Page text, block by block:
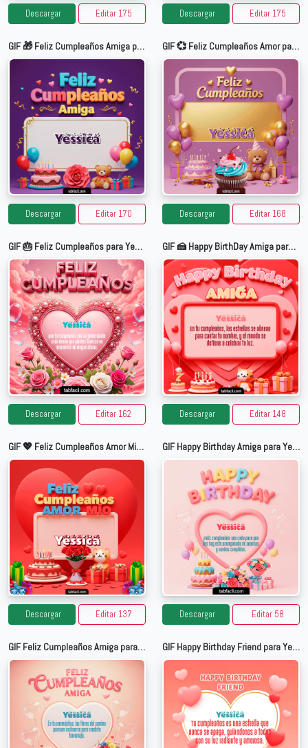
Descargar Editar 175 Descargar Editar 175
GIF 🎁 Feliz Cumpleaños Amiga para Yessica
Descargar Editar 170
GIF 💞 Feliz Cumpleaños Amor para Yessica
Descargar Editar 168
GIF 🎂 Feliz Cumpleaños para Yessica
Descargar Editar 162
GIF 🍰 Happy BirthDay Amiga para Yessica
Descargar Editar 148
GIF 💖 Feliz Cumpleaños Amor Mio para Yessica
Descargar Editar 137
GIF Happy Birthday Amiga para Yessica
Descargar Editar 58
GIF Feliz Cumpleaños Amiga para Yessica GIF Happy Birthday Friend para Yessica